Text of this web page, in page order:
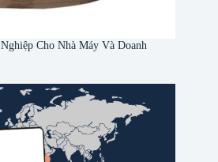
Cho Nhà Máy Và Doanh